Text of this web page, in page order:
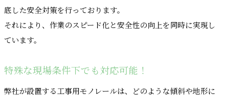
底した安全対策を行っております。
それにより、作業のスピード化と安全性の向上を同時に実現し
ています。
特殊な現場条件下でも対応可能！
弊社が設置する工事用モノレールは、どのような傾斜や地形に